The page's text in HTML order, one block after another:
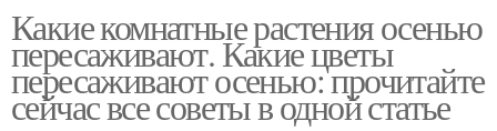
Какие комнатные растения осенью
пересаживают. Какие цветы
пересаживают осенью: прочитайте
сейчас все советы в одной статье